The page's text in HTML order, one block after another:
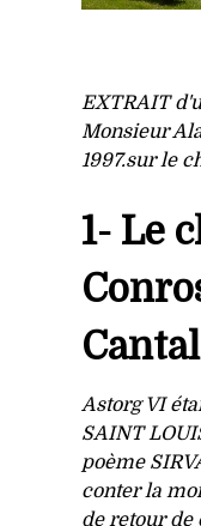
EXTRAIT
Monsieur
1997.sur le
1- Le
Cantal
Astorg VI
SAINT
poème
conter la
de retour de